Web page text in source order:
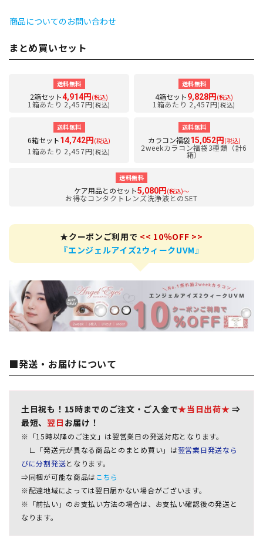
商品についてのお問い合わせ
まとめ買いセット
送料無料
2箱セット4,914円 (税込)
1箱あたり 2,457円(税込)
送料無料
4箱セット9,828円 (税込)
1箱あたり 2,457円(税込)
送料無料
6箱セット14,742円 (税込)
1箱あたり 2,457円(税込)
送料無料
カラコン福袋15,052円 (税込)
2weekカラコン福袋3種類（計6
箱）
送料無料
ケア用品とのセット5,080円 (税込)～
お得なコンタクトレンズ洗浄液とのSET
★クーポンご利用で << 10％OFF >>
『エンジェルアイズ2ウィークUVM』
■発送・お届けについて
土日祝も！15時までのご注文・ご入金で★当日出荷★ ⇒
最短、翌日 お届け！
※「15時以降のご注文」は翌営業日の発送対応となります。
∟「発送元が異なる商品とのまとめ買い」は翌営業日発送なら
びに分割発送となります。
⇒同梱が可能な商品はこちら
※配達地域によっては翌日届かない場合がございます。
※「前払い」のお支払い方法の場合は、お支払い確認後の発送と
なります。